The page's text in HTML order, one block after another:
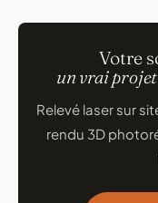
Votre
un vrai
Relevé laser sur
rendu 3D